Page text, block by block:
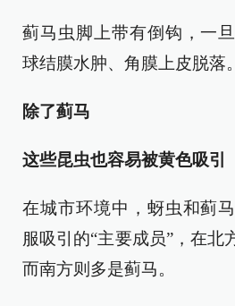
蓟马虫脚上带有倒钩，一
球结膜水肿、角膜上皮脱落。
除了蓟马
这些昆虫也容易被黄色吸引
在城市环境中，蚜虫和蓟
服吸引的“主要成员”，在北
而南方则多是蓟马。